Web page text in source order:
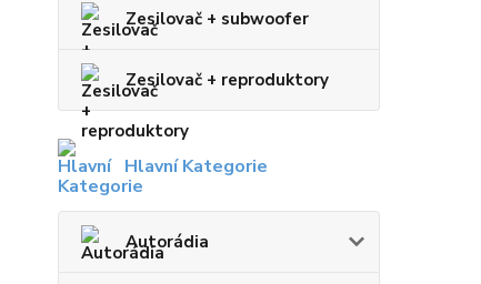
Zesilovač + subwoofer
Zesilovač + reproduktory
Hlavní Kategorie
Autorádia